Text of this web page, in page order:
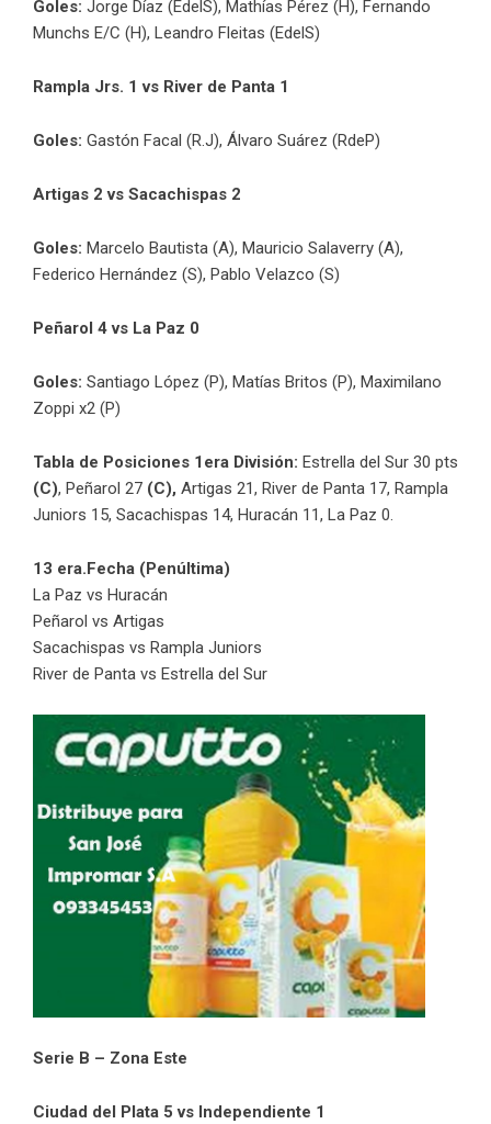
Goles: Jorge Díaz (EdelS), Mathías Pérez (H), Fernando
Munchs E/C (H), Leandro Fleitas (EdelS)
Rampla Jrs. 1 vs River de Panta 1
Goles: Gastón Facal (R.J), Álvaro Suárez (RdeP)
Artigas 2 vs Sacachispas 2
Goles: Marcelo Bautista (A), Mauricio Salaverry (A),
Federico Hernández (S), Pablo Velazco (S)
Peñarol 4 vs La Paz 0
Goles: Santiago López (P), Matías Britos (P), Maximilano
Zoppi x2 (P)
Tabla de Posiciones 1era División: Estrella del Sur 30 pts
(C), Peñarol 27 (C), Artigas 21, River de Panta 17, Rampla
Juniors 15, Sacachispas 14, Huracán 11, La Paz 0.
13 era.Fecha (Penúltima)
La Paz vs Huracán
Peñarol vs Artigas
Sacachispas vs Rampla Juniors
River de Panta vs Estrella del Sur
Serie B – Zona Este
Ciudad del Plata 5 vs Independiente 1